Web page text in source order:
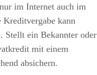
im Internet auch im
kann
Stellt ein Bekannter oder
mit einem
absichern.